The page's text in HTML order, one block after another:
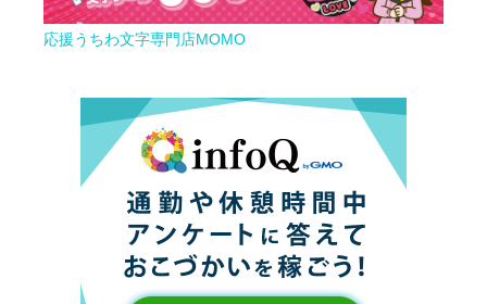
応援うちわ文字専門店MOMO